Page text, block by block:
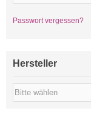
Passwort vergessen?
Hersteller